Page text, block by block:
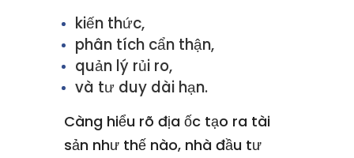
kiến thức,
phân tích cẩn thận,
quản lý rủi ro,
và tư duy dài hạn.
Càng hiểu rõ địa ốc tạo ra tài
sản như thế nào, nhà đầu tư